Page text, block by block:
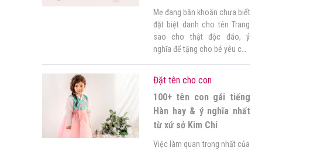
Mẹ đang băn khoăn chưa biết
đặt biệt danh cho tên Trang
sao cho thật độc đáo, ý
nghĩa để tặng cho bé yêu của
Góc của mẹ sẽ giúp mẹ lựa
chọn cho bé một biệt danh
siêu hot, chẳng lo đụng […]
Đặt tên cho con
100+ tên con gái tiếng
Hàn hay & ý nghĩa nhất
từ xứ sở Kim Chi
Việc làm quan trọng nhất của